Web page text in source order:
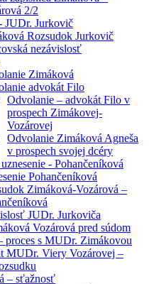
2/2
JUDr. Jurkovič
Rozsudok Jurkovič
nezávislosť
Zimáková
advokát Filo
Odvolanie – advokát Filo v
prospech Zimákovej-
Vozárovej
Odvolanie Zimáková Agneša
v prospech svojej dcéry
- Pohančeníková
Pohančeníková
Zimáková-Vozárová –
JUDr. Jurkoviča
Vozárová pred súdom
proces s MUDr. Zimákovou
MUDr. Viery Vozárovej –
– sťažnosť